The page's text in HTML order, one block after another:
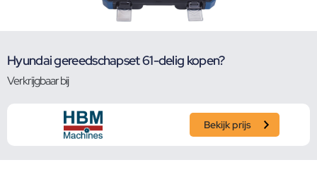
Hyundai gereedschapset 61-delig kopen?
Verkrijgbaar bij
Bekijk prijs